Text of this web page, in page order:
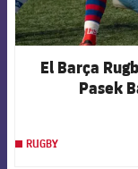
El Barça
Pasek
RUGBY